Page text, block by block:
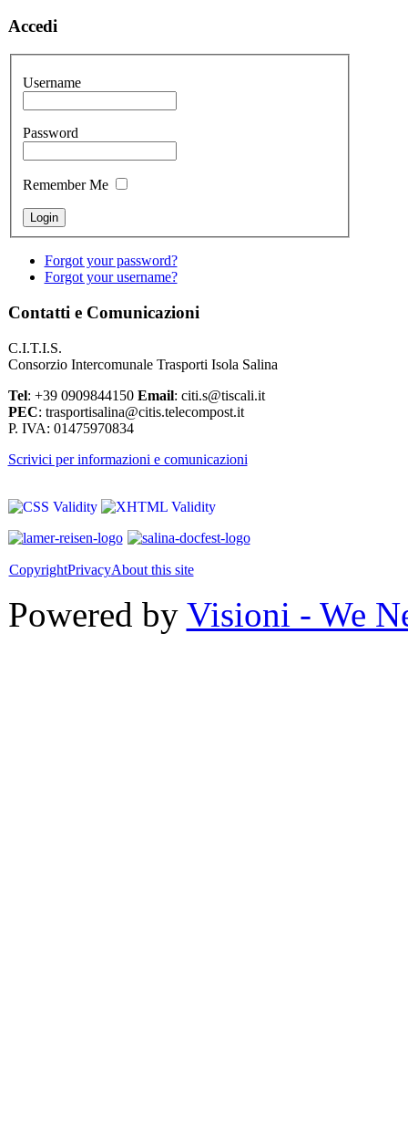
Accedi
Username
Password
Remember Me
Forgot your password?
Forgot your username?
Contatti e Comunicazioni
C.I.T.I.S.
Consorzio Intercomunale Trasporti Isola Salina
Tel: +39 0909844150 Email: citi.s@tiscali.it
PEC: trasportisalina@citis.telecompost.it
P. IVA: 01475970834
Scrivici per informazioni e comunicazioni
CopyrightPrivacyAbout this site
Powered by Visioni - We